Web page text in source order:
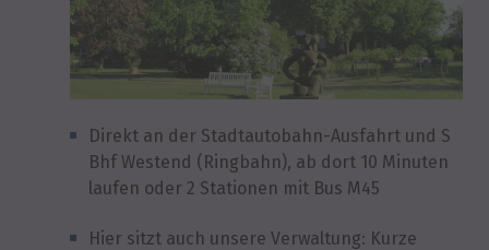
Direkt an der Stadtautobahn-Ausfahrt und S
Bhf Westend (Ringbahn), ab dort 10 Minuten
laufen oder 2 Stationen mit Bus M45
Hier sitzt auch unsere Verwaltung: Kurze